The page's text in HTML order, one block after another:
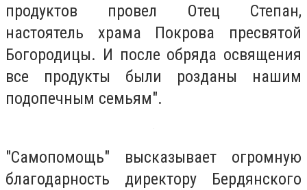
продуктов провел Отец Степан,
настоятель храма Покрова пресвятой
Богородицы. И после обряда освящения
все продукты были розданы нашим
подопечным семьям".
"Самопомощь" высказывает огромную
благодарность директору Бердянского